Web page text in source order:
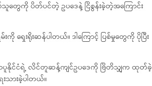
သူတွေကို ပိတ်ပင်တဲ့ ဥပဒေနဲ့ ငြိစွန်းခဲ့တဲ့အကြောင်း
ေးရိုးဆန်ပါတယ်။ ဒါကြောင့် ပြစ်မှုတွေကို ပိုပြီး
ာပူနိုင်ငံရဲ့ လိင်တူဆန့်ကျင်ဥပဒေကို ဗြိတိသျှက ထုတ်ခဲ့
သားခဲ့ပါတယ်။